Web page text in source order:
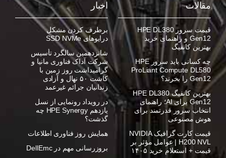
مقالات
قیمت سرور HPE DL380
Gen12 و راهنمای خرید
بهترین کانفیگ
چه کسانی باید سرور HPE
ProLiant Compute DL580
Gen12 را بخرند؟
بهترین کانفیگ HPE DL380
Gen12 برای AI؛ راهنمای
انتخاب سرور قدرتمند برای
هوش مصنوعی
قیمت کارت گرافیک NVIDIA
H200 NVL | عوامل مؤثر بر
قیمت + استعلام خرید ۱۴۰۵
اخبار
برطرف کردن مشکل
درایوهای SSD NVMe
شانزدهمین سالگرد تأسیس
شرکت آداک فناوری مانیا و
گرامیداشت روز زمین با
کاشت ۵۰ نهال و آزادی
زندانیان جرائم غیرعمد
در رویداد رونمایی از نسل
یازدهم HPE Synergy چه
گذشت؟
همایش روز فناوری اطلاعات
بروزرسانی مهم در DellEmc